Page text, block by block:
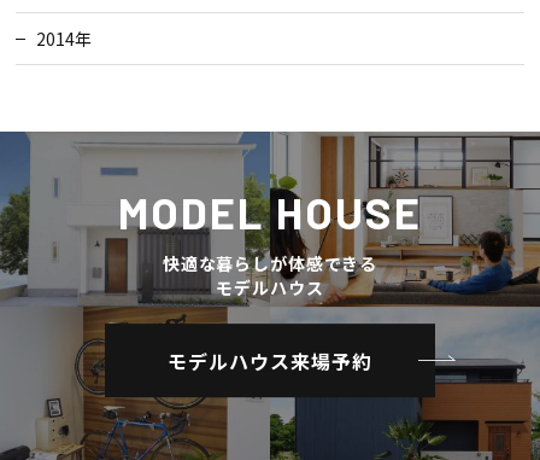
2014年
MODEL HOUSE
快適な暮らしが体感できる
モデルハウス
モデルハウス来場予約